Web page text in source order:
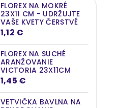
FLOREX NA MOKRÉ
23X11 CM - UDRŽUJTE
VAŠE KVETY ČERSTVÉ
1,12 €
FLOREX NA SUCHÉ
ARANŽOVANIE
VICTORIA 23X11CM
1,45 €
VETVIČKA BAVLNA NA